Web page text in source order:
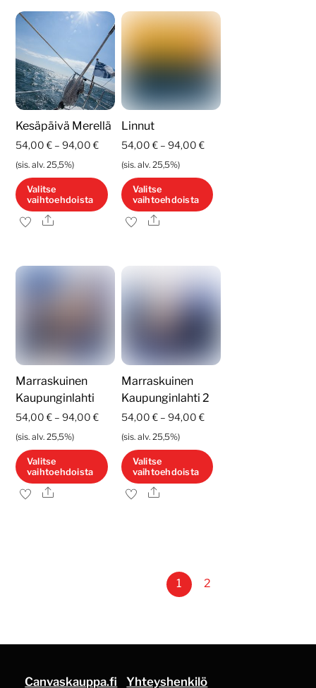
muunnelma.
Voit
tehdä
valinnat
tuotteen
sivulla.
useampi
Voit
valinnat
Kesäpäivä Merellä
54,00€ – 94,00€Hintaluokka:
54,00 €
-
94,00 €
(sis. alv. 25,5%)
Valitse
vaihtoehdoista
Tällä
valinnat
sivulla.
Ale
Linnut
54,00€ – 94,00€Hintaluokka:
-
94,00 €
(sis. alv. 25,5%)
Valitse
vaihtoehdoista
Tällä
muunnelma.
sivulla.
Ale
Marraskuinen
Kaupunginlahti
54,00€ – 94,00€Hintaluokka:
54,00 €
-
94,00 €
(sis. alv. 25,5%)
Valitse
vaihtoehdoista
Tällä
tuotteen
Ale
Marraskuinen
Kaupunginlahti 2
54,00€ – 94,00€Hintaluokka:
-
94,00 €
(sis. alv. 25,5%)
Valitse
vaihtoehdoista
Tällä
muunnelma.
tuotteen
Ale
1 2
Canvaskauppa.fi Yhteyshenkilö